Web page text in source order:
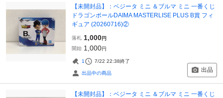
【未開封品】：ベジータ ミニ ＆ブルマ ミニ 一番くじ
ドラゴンボールDAIMA MASTERLISE PLUS B賞 フィ
ギュア (20260716)②
落札 1,000円
開始 1,000円
1 7/22 22:38終了
出品中の商品 出品
【未開封品】：ベジータ ミニ ＆ブルマ ミニ 一番くじ